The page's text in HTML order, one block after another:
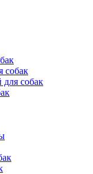
собак
собак